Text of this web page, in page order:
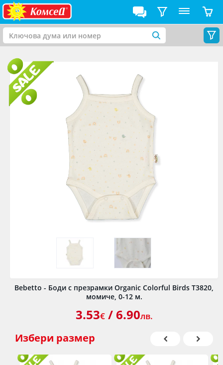
Bebetto - Боди с презрамки Organic Colorful Birds T3820,
момиче, 0-12 м.
3.53€/ 6.90лв.
Избери размер